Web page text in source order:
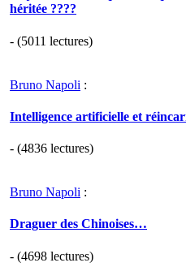
héritée ????
- (5011 lectures)
Bruno Napoli :
Intelligence artificielle et
- (4836 lectures)
Bruno Napoli :
Draguer des Chinoises…
- (4698 lectures)